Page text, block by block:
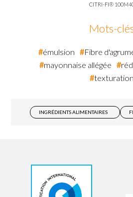
CITRI-FI®
Mots-
émulsion Fibre
mayonnaise allégée
texturation
INGRÉDIENTS ALIMENTAIRES